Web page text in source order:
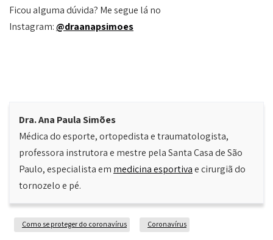
Ficou alguma dúvida? Me segue lá no
Instagram:@draanapsimoes
Dra. Ana Paula Simões
Médica do esporte, ortopedista e traumatologista,
professora instrutora e mestre pela Santa Casa de São
Paulo, especialista em medicina esportivae cirurgiã do
tornozelo e pé.
Como se proteger do coronavírus Coronavírus